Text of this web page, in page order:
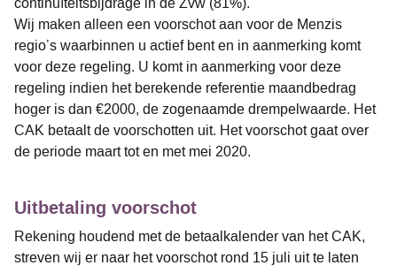
Wij maken alleen een voorschot aan voor de Menzis
regio’s waarbinnen u actief bent en in aanmerking komt
voor deze regeling. U komt in aanmerking voor deze
regeling indien het berekende referentie maandbedrag
hoger is dan €2000, de zogenaamde drempelwaarde. Het
CAK betaalt de voorschotten uit. Het voorschot gaat over
de periode maart tot en met mei 2020.
Uitbetaling voorschot
Rekening houdend met de betaalkalender van het CAK,
streven wij er naar het voorschot rond 15 juli uit te laten